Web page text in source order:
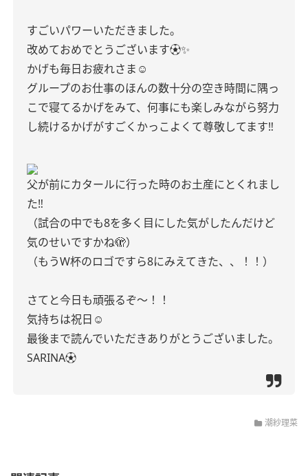
すごいパワーいただきました。
改めておめでとうございます⚽️✨
かげも毎日お疲れさま☺︎
グループのお仕事のほんの数十分の空き時間に隅っ
こで寝てるかげをみて、何事にも楽しみながら努力
し続けるかげがすごくかっこよくて尊敬してます‼︎
父が前にカタールに行った時のお土産にとくれまし
た‼︎
（試合の中でも8を多く目にした気がしたんだけど
気のせいですかね🫣）
（もうW杯のロゴですら8にみえてきた、、！！）
さてと今日も頑張るぞ〜！！
気持ちは祝日☺️
最後まで読んでいただきありがとうございました。
SARINA⚽️
潮紗理菜